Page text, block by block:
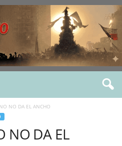
NO DA EL ANCHO
NO DA EL